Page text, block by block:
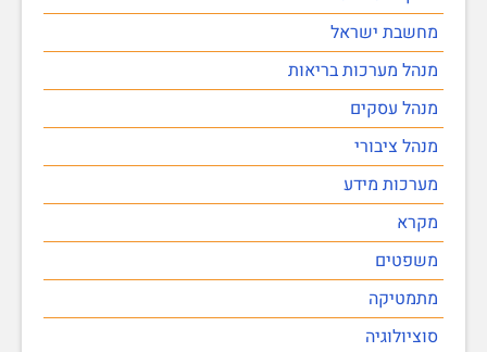
מחשבת ישראל
מנהל מערכות בריאות
מנהל עסקים
מנהל ציבורי
מערכות מידע
מקרא
משפטים
מתמטיקה
סוציולוגיה